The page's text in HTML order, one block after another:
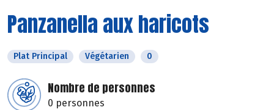
Panzanella aux haricots
Plat Principal Végétarien 0
Nombre de personnes
0 personnes